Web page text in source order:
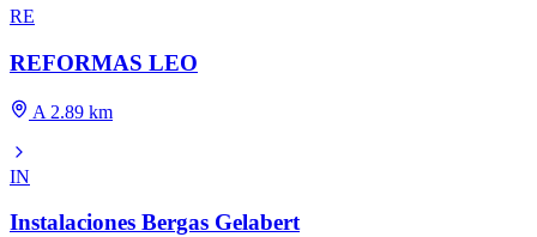
RE
REFORMAS LEO
A 2.89 km
IN
Instalaciones Bergas Gelabert